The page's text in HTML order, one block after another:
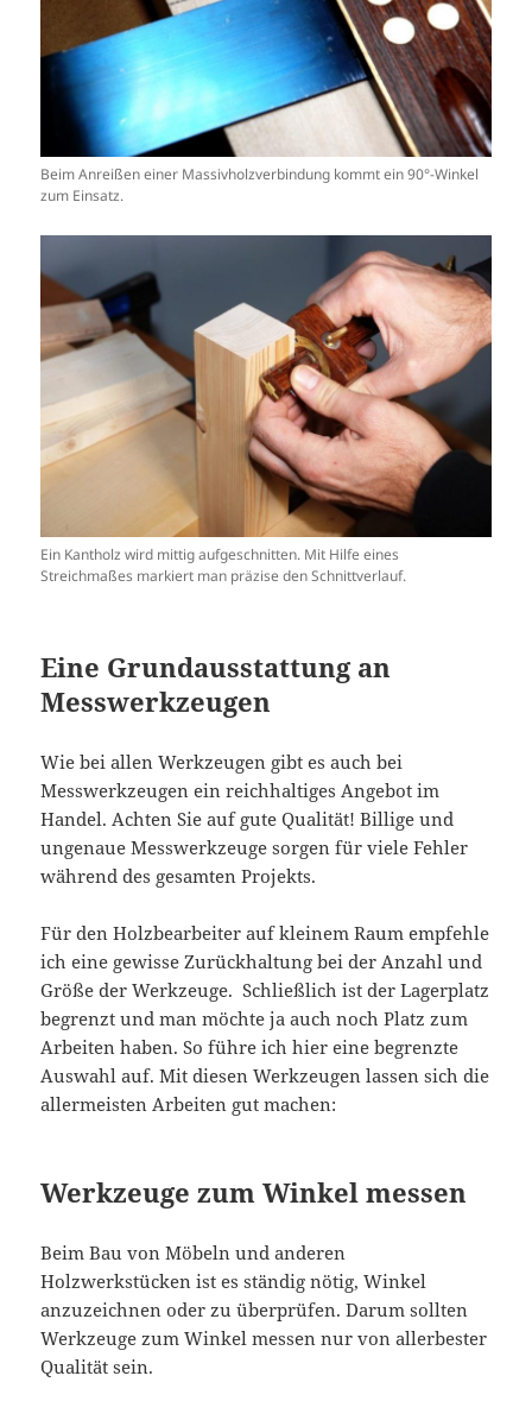
Beim Anreißen einer Massivholzverbindung kommt ein 90°-Winkel
zum Einsatz.
Ein Kantholz wird mittig aufgeschnitten. Mit Hilfe eines
Streichmaßes markiert man präzise den Schnittverlauf.
Eine Grundausstattung an
Messwerkzeugen
Wie bei allen Werkzeugen gibt es auch bei
Messwerkzeugen ein reichhaltiges Angebot im
Handel. Achten Sie auf gute Qualität! Billige und
ungenaue Messwerkzeuge sorgen für viele Fehler
während des gesamten Projekts.
Für den Holzbearbeiter auf kleinem Raum empfehle
ich eine gewisse Zurückhaltung bei der Anzahl und
Größe der Werkzeuge. Schließlich ist der Lagerplatz
begrenzt und man möchte ja auch noch Platz zum
Arbeiten haben. So führe ich hier eine begrenzte
Auswahl auf. Mit diesen Werkzeugen lassen sich die
allermeisten Arbeiten gut machen:
Werkzeuge zum Winkel messen
Beim Bau von Möbeln und anderen
Holzwerkstücken ist es ständig nötig, Winkel
anzuzeichnen oder zu überprüfen. Darum sollten
Werkzeuge zum Winkel messen nur von allerbester
Qualität sein.